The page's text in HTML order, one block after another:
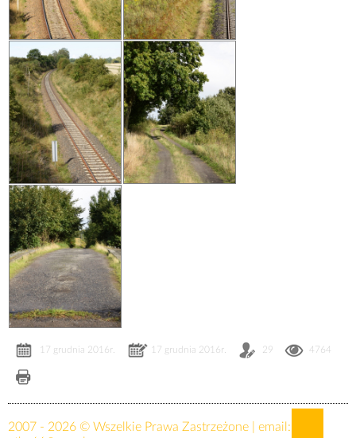
17 grudnia 2016r. 17 grudnia 2016r. 29 4764
2007 - 2026 © Wszelkie Prawa Zastrzeżone | email: